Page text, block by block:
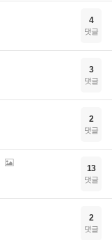
4
댓글
3
댓글
2
댓글
13
댓글
2
댓글